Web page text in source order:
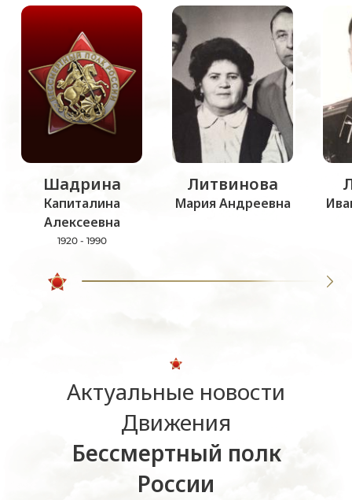
Шадрина
Капиталина
Алексеевна
1920 - 1990
Литвинова
Мария Андреевна
Актуальные новости
Движения
Бессмертный полк
России